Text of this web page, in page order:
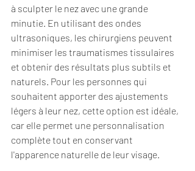
à sculpter le nez avec une grande
minutie. En utilisant des ondes
ultrasoniques, les chirurgiens peuvent
minimiser les traumatismes tissulaires
et obtenir des résultats plus subtils et
naturels. Pour les personnes qui
souhaitent apporter des ajustements
légers à leur nez, cette option est idéale,
car elle permet une personnalisation
complète tout en conservant
l'apparence naturelle de leur visage.